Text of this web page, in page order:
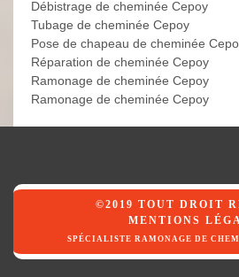
Débistrage de cheminée Cepoy
Tubage de cheminée Cepoy
Pose de chapeau de cheminée
Réparation de cheminée Cepoy
Ramonage de cheminée Cepoy
Ramonage de cheminée Cepoy
©2019 TOUT DROIT
MENTIONS
SPÉCIALISTE RAMONAGE DE